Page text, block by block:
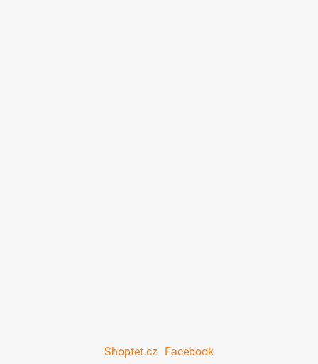
Shoptet.cz Facebook